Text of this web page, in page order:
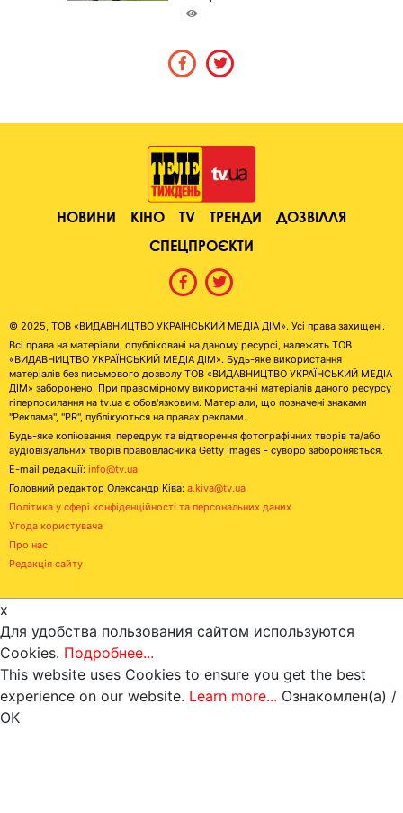
НОВИНИ КІНО TV ТРЕНДИ
ДОЗВІЛЛЯ
СПЕЦПРОЄКТИ
© 2025, ТОВ «ВИДАВНИЦТВО УКРАЇНСЬКИЙ МЕДІА ДІМ». Усі права захищені.
Всі права на матеріали, опубліковані на даному ресурсі, належать ТОВ
«ВИДАВНИЦТВО УКРАЇНСЬКИЙ МЕДІА ДІМ». Будь-яке використання
матеріалів без письмового дозволу ТОВ «ВИДАВНИЦТВО УКРАЇНСЬКИЙ МЕДІА
ДІМ» заборонено. При правомірному використанні матеріалів даного ресурсу
гіперпосилання на tv.ua є обов'язковим. Матеріали, що позначені знаками
"Реклама", "PR", публікуються на правах реклами.
Будь-яке копіювання, передрук та відтворення фотографічних творів та/або
аудіовізуальних творів правовласника Getty Images - суворо забороняється.
E-mail редакції: info@tv.ua
Головний редактор Олександр Ківа: a.kiva@tv.ua
Політика у сфері конфіденційності та персональних даних
Угода користувача
Про нас
Редакція сайту
x
Для удобства пользования сайтом используются
Cookies. Подробнее...
This website uses Cookies to ensure you get the best
experience on our website. Learn more... Ознакомлен(а) /
OK